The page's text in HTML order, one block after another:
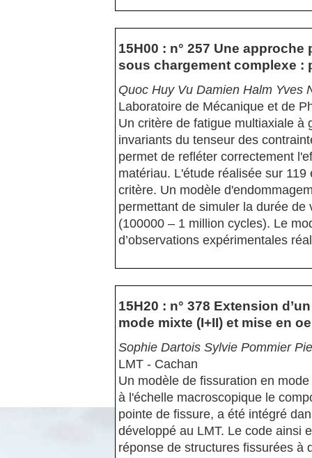
15H00 : n° 257 Une
sous chargement complexe :
Quoc Huy Vu Damien Halm Yves
Laboratoire de Mécanique et de
Un critère de fatigue multiaxiale à
invariants du tenseur des
permet de refléter correctement
matériau. L'étude réalisée sur
critère. Un modèle
permettant de simuler la durée de
(100000 – 1 million cycles). Le
d’observations expérimentales
15H20 : n° 378 Extension
mode mixte (I+II) et mise en
Sophie Dartois Sylvie Pommier
LMT - Cachan
Un modèle de fissuration en
à l'échelle macroscopique le
pointe de fissure, a été intégré
développé au LMT. Le code ainsi
réponse de structures fissurées à